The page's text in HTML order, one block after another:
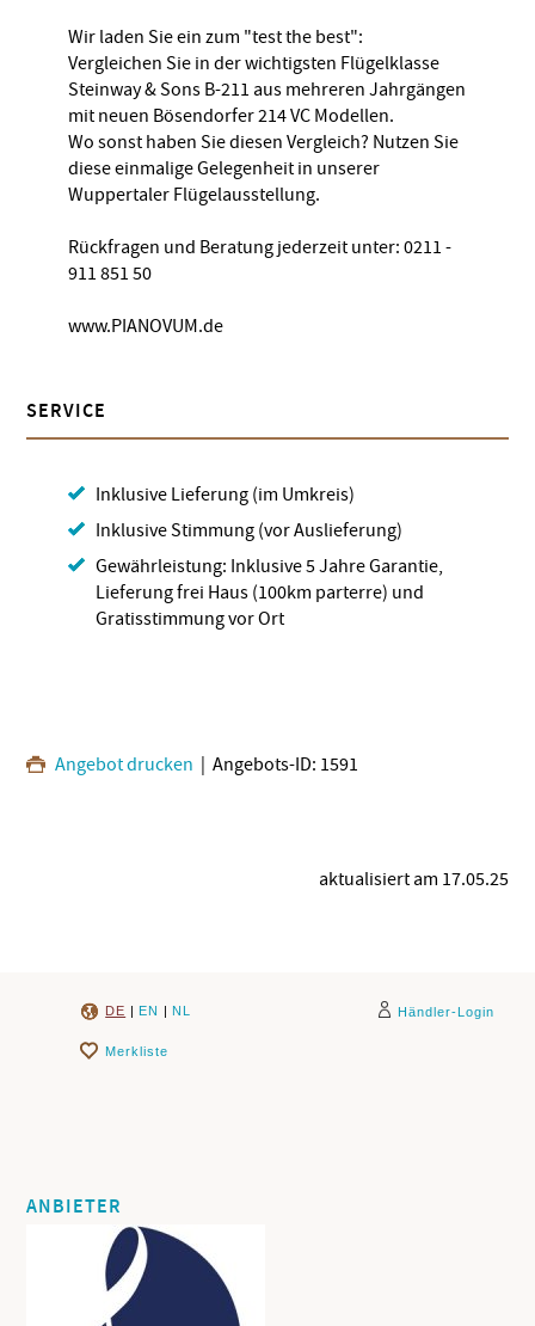
Wir laden Sie ein zum "test the best":
Vergleichen Sie in der wichtigsten Flügelklasse
Steinway & Sons B-211 aus mehreren Jahrgängen
mit neuen Bösendorfer 214 VC Modellen.
Wo sonst haben Sie diesen Vergleich? Nutzen Sie
diese einmalige Gelegenheit in unserer
Wuppertaler Flügelausstellung.
Rückfragen und Beratung jederzeit unter: 0211 -
911 851 50
www.PIANOVUM.de
SERVICE
Inklusive Lieferung (im Umkreis)
Inklusive Stimmung (vor Auslieferung)
Gewährleistung: Inklusive 5 Jahre Garantie,
Lieferung frei Haus (100km parterre) und
Gratisstimmung vor Ort
Angebot drucken | Angebots-ID: 1591
aktualisiert am 17.05.25
DE | EN | NL Händler-Login
Merkliste
ANBIETER